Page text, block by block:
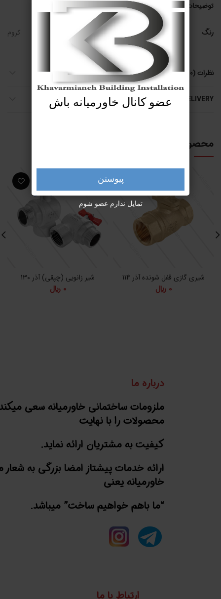
توضیحات تکمیلی
رنگ کروم
نظرات (0)
SHIPPING & DELIVERY
محصولات مرتبط
شیری گازی قفل شونده آذر 114
0 ﷼
شیر زانویی (چپقی) آذر 130
0 ﷼
درباره ما
ملزومات ساختمانی خاورمیانه سعی
محصولات را با نهایت
کیفیت به مشتریان ارائه نماید.
ارائه خدمات پیشتاز امضا بزرگی به شعار
خاورمیانه یعنی
“ما باهم خواهیم ساخت” میباشد.
ارتباط با ما
عضو کانال خاورمیانه باش
پیوستن
تمایل ندارم عضو شوم